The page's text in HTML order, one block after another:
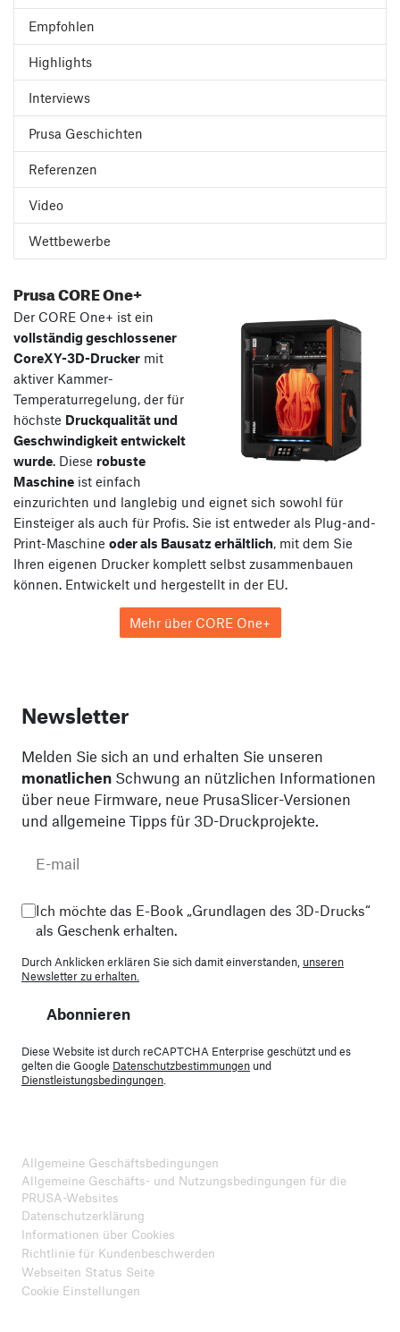
Empfohlen
Highlights
Interviews
Prusa Geschichten
Referenzen
Video
Wettbewerbe
Prusa CORE One+
Der CORE One+ ist ein
vollständig geschlossener
CoreXY-3D-Drucker mit
aktiver Kammer-
Temperaturregelung, der für
höchste Druckqualität und
Geschwindigkeit entwickelt
wurde. Diese robuste
Maschine ist einfach
einzurichten und langlebig und eignet sich sowohl für
Einsteiger als auch für Profis. Sie ist entweder als Plug-and-
Print-Maschine oder als Bausatz erhältlich, mit dem Sie
Ihren eigenen Drucker komplett selbst zusammenbauen
können. Entwickelt und hergestellt in der EU.
Mehr über CORE One+
Newsletter
Melden Sie sich an und erhalten Sie unseren
monatlichen Schwung an nützlichen Informationen
über neue Firmware, neue PrusaSlicer-Versionen
und allgemeine Tipps für 3D-Druckprojekte.
Ich möchte das E-Book „Grundlagen des 3D-Drucks“
als Geschenk erhalten.
Durch Anklicken erklären Sie sich damit einverstanden, unseren
Newsletter zu erhalten.
Abonnieren
Diese Website ist durch reCAPTCHA Enterprise geschützt und es
gelten die Google Datenschutzbestimmungen und
Dienstleistungsbedingungen
Allgemeine Geschäftsbedingungen
Allgemeine Geschäfts- und Nutzungsbedingungen für die
PRUSA-Websites
Datenschutzerklärung
Informationen über Cookies
Richtlinie für Kundenbeschwerden
Webseiten Status Seite
Cookie Einstellungen